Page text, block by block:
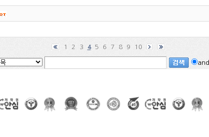
1 2 3 4 5 6 7 8 9 10
and